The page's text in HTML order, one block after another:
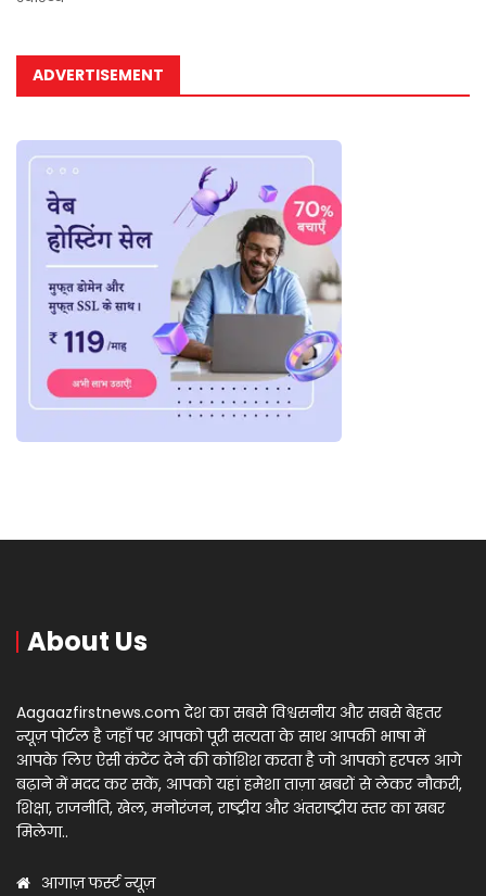
ADVERTISEMENT
About Us
Aagaazfirstnews.com देश का सबसे विश्वसनीय और सबसे बेहतर
न्यूज़ पोर्टल है जहाँ पर आपको पूरी सत्यता के साथ आपकी भाषा में
आपके लिए ऐसी कंटेंट देने की कोशिश करता है जो आपको हरपल आगे
बढ़ाने में मदद कर सकें, आपको यहां हमेशा ताज़ा खबरों से लेकर नौकरी,
शिक्षा, राजनीति, खेल, मनोरंजन, राष्ट्रीय और अंतराष्ट्रीय स्तर का खबर
मिलेगा..
आगाज़ फर्स्ट न्यूज़